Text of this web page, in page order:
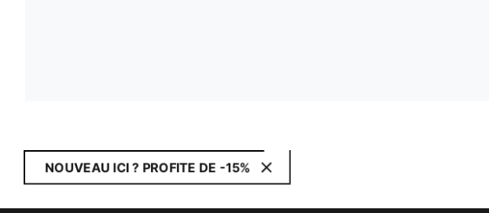
NOUVEAU ICI ? PROFITE DE -15%